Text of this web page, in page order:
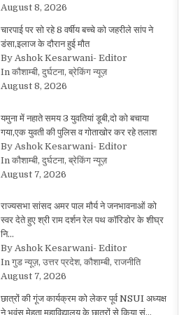
August 8, 2026
चारपाई पर सो रहे 8 वर्षीय बच्चे को जहरीले सांप ने
डंसा,इलाज के दौरान हुई मौत
By Ashok Kesarwani- Editor
In कौशाम्बी, दुर्घटना, ब्रेकिंग न्यूज़
August 8, 2026
यमुना में नहाते समय 3 युवतियां डूबी,दो को बचाया
गया,एक युवती की पुलिस व गोताखोर कर रहे तलाश
By Ashok Kesarwani- Editor
In कौशाम्बी, दुर्घटना, ब्रेकिंग न्यूज़
August 7, 2026
राज्यसभा सांसद अमर पाल मौर्य ने जनभावनाओं को
स्वर देते हुए श्री राम दर्शन रेल पथ कॉरिडोर के शीघ्र
नि…
By Ashok Kesarwani- Editor
In गुड न्यूज़, उत्तर प्रदेश, कौशाम्बी, राजनीति
August 7, 2026
छात्रों की गूंज कार्यक्रम को लेकर पूर्व NSUI अध्यक्ष
ने भवंस मेहता महाविद्यालय के छात्रों से किया सं…